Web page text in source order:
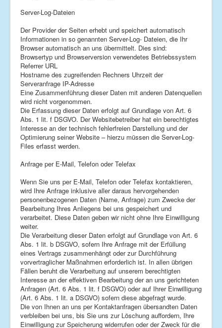
Server-Log-Dateien
Der Provider der Seiten erhebt und speichert automatisch
Informationen in so genannten Server-Log- Dateien, die Ihr
Browser automatisch an uns übermittelt. Dies sind:
Browsertyp und Browserversion verwendetes Betriebssystem
Referrer URL
Hostname des zugreifenden Rechners Uhrzeit der
Serveranfrage IP-Adresse
Eine Zusammenführung dieser Daten mit anderen Datenquellen
wird nicht vorgenommen.
Die Erfassung dieser Daten erfolgt auf Grundlage von Art. 6
Abs. 1 lit. f DSGVO. Der Websitebetreiber hat ein berechtigtes
Interesse an der technisch fehlerfreien Darstellung und der
Optimierung seiner Website – hierzu müssen die Server-Log-
Files erfasst werden.
Anfrage per E-Mail, Telefon oder Telefax
Wenn Sie uns per E-Mail, Telefon oder Telefax kontaktieren,
wird Ihre Anfrage inklusive aller daraus hervorgehenden
personenbezogenen Daten (Name, Anfrage) zum Zwecke der
Bearbeitung Ihres Anliegens bei uns gespeichert und
verarbeitet. Diese Daten geben wir nicht ohne Ihre Einwilligung
weiter.
Die Verarbeitung dieser Daten erfolgt auf Grundlage von Art. 6
Abs. 1 lit. b DSGVO, sofern Ihre Anfrage mit der Erfüllung
eines Vertrags zusammenhängt oder zur Durchführung
vorvertraglicher Maßnahmen erforderlich ist. In allen übrigen
Fällen beruht die Verarbeitung auf unserem berechtigten
Interesse an der effektiven Bearbeitung der an uns gerichteten
Anfragen (Art. 6 Abs. 1 lit. f DSGVO) oder auf Ihrer Einwilligung
(Art. 6 Abs. 1 lit. a DSGVO) sofern diese abgefragt wurde.
Die von Ihnen an uns per Kontaktanfragen übersandten Daten
verbleiben bei uns, bis Sie uns zur Löschung auffordern, Ihre
Einwilligung zur Speicherung widerrufen oder der Zweck für die